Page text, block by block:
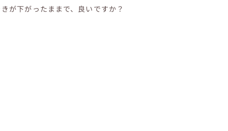
が下がったままで、良いですか？